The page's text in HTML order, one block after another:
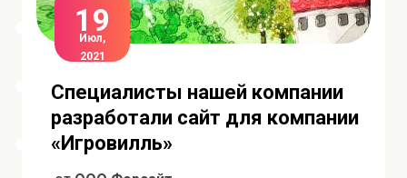
19
Июл,
2021
Специалисты нашей компании
разработали сайт для компании
«Игровилль»